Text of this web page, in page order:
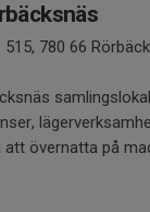
780 66
att övernatta på